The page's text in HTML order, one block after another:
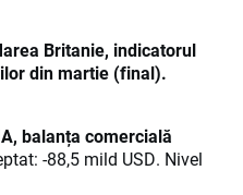
Britanie, indicatorul
din martie (final).
balanța comercială
-88,5 mild USD. Nivel